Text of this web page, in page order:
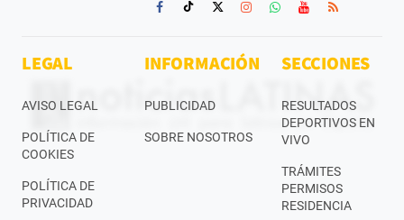
LEGAL
AVISO LEGAL
POLÍTICA DE
COOKIES
POLÍTICA DE
PRIVACIDAD
INFORMACIÓN
PUBLICIDAD
SOBRE NOSOTROS
SECCIONES
RESULTADOS
DEPORTIVOS EN
VIVO
TRÁMITES
PERMISOS
RESIDENCIA